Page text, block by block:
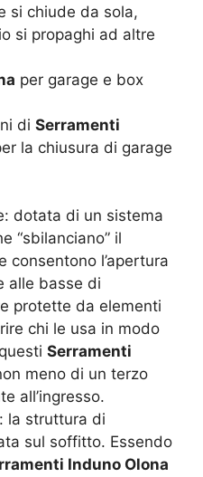
si chiude da sola,
si propaghi ad altre
per garage e box
di Serramenti
la chiusura di garage
dotata di un sistema
“sbilanciano” il
consentono l’apertura
alle basse di
protette da elementi
chi le usa in modo
Serramenti
meno di un terzo
all’ingresso.
la struttura di
sul soffitto. Essendo
Induno Olona